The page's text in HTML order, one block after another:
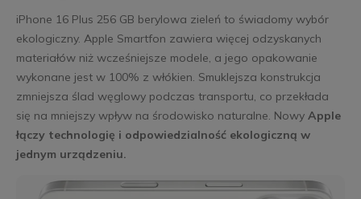
iPhone 16 Plus 256 GB berylowa zieleń to świadomy wybór
ekologiczny. Apple Smartfon zawiera więcej odzyskanych
materiałów niż wcześniejsze modele, a jego opakowanie
wykonane jest w 100% z włókien. Smuklejsza konstrukcja
zmniejsza ślad węglowy podczas transportu, co przekłada
się na mniejszy wpływ na środowisko naturalne. Nowy Apple
łączy technologię i odpowiedzialność ekologiczną w
jednym urządzeniu.